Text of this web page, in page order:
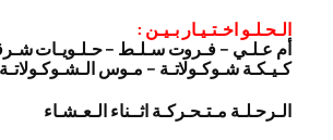
الـحـلـو اخـتـيـار بـيـن :
أم عـلـي – فـروت سـلـط – حـلـويـات
كـيـكـة شـوكـولاتـة – مـوس
الـرحـلـة مـتـحـركـة اثــناء الـعـشـاء